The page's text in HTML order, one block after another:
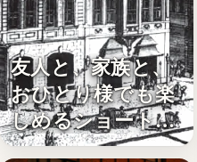
友人と、家族と、
おひとり様でも楽
しめるショート・
コンサー…